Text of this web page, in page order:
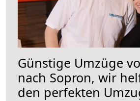
Günstige Umzüge
nach Sopron, wir
den perfekten